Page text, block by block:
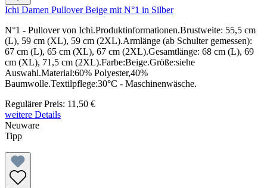
Ichi Damen Pullover Beige mit N°1 in Silber
N°1 - Pullover von Ichi.Produktinformationen.Brustweite: 55,5 cm
(L), 59 cm (XL), 59 cm (2XL).Armlänge (ab Schulter gemessen):
67 cm (L), 65 cm (XL), 67 cm (2XL).Gesamtlänge: 68 cm (L), 69
cm (XL), 71,5 cm (2XL).Farbe:Beige.Größe:siehe
Auswahl.Material:60% Polyester,40%
Baumwolle.Textilpflege:30°C - Maschinenwäsche.
Regulärer Preis: 11,50 €
weitere Details
Neuware
Tipp